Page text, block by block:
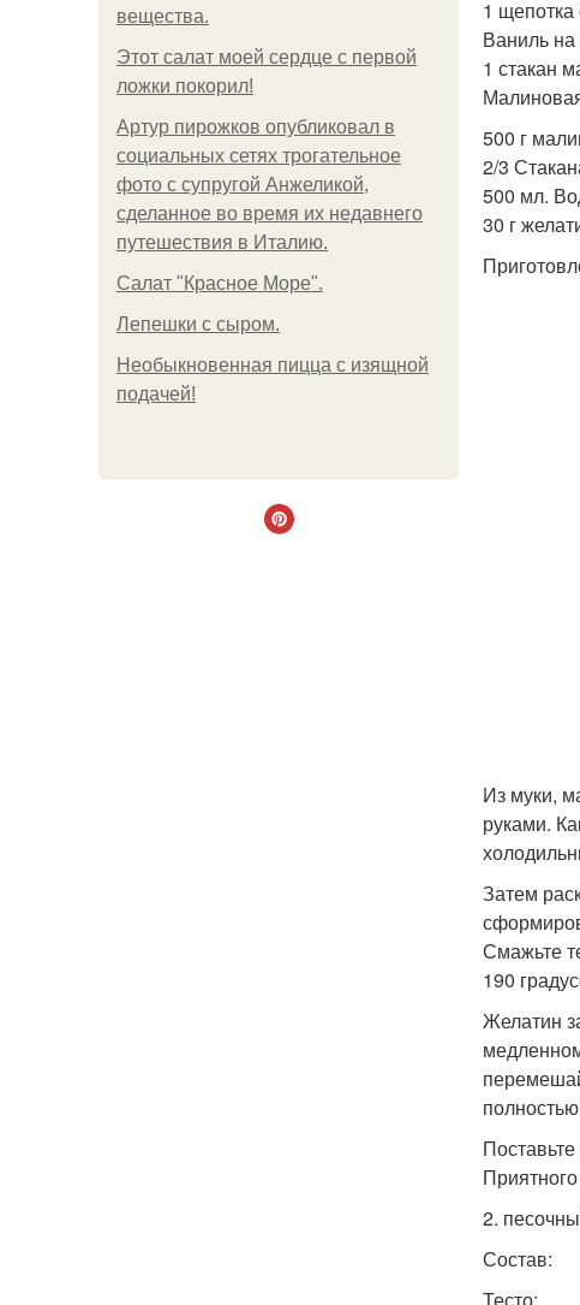
вещества.
Этот салат моей сердце с первой
ложки покорил!
Артур пирожков опубликовал в
социальных сетях трогательное
фото с супругой Анжеликой,
сделанное во время их недавнего
путешествия в Италию.
Салат "Красное Море".
Лепешки с сыром.
Необыкновенная пицца с изящной
подачей!
1 щепотка
Ваниль на
1 стакан
500 г
2/3
500 мл.
30 г
Из муки,
руками.
Затем
Смажьте
190
Желатин
2.
Состав: